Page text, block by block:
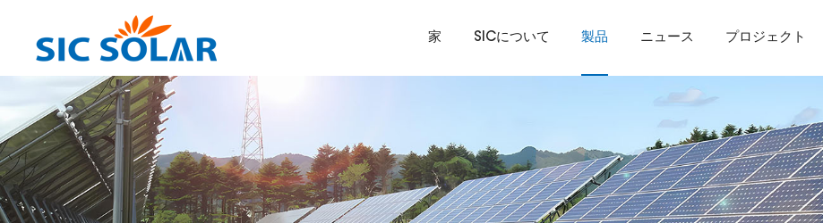
家 SICについて 製品 ニュース プロジェクト